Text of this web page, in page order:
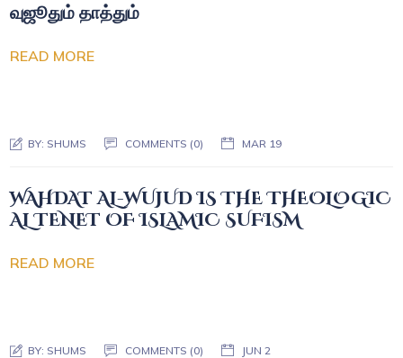
வுஜூதும் தாத்தும்
READ MORE
BY: SHUMS COMMENTS (0) MAR 19
WAHDAT AL-WUJUD IS THE THEOLOGIC
AL TENET OF ISLAMIC SUFISM
READ MORE
BY: SHUMS COMMENTS (0) JUN 2